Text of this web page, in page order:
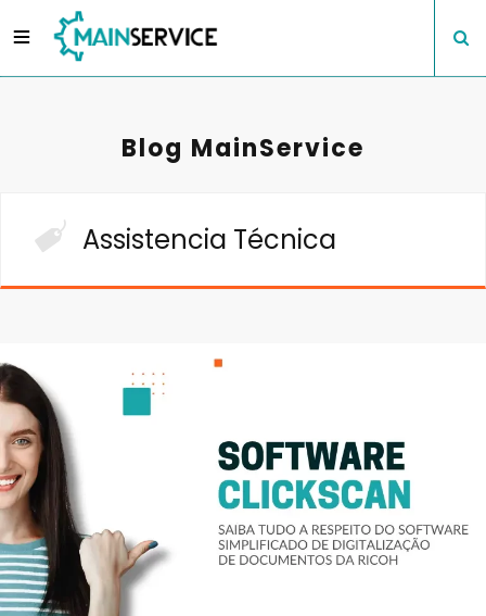
Blog MainService
Assistencia Técnica